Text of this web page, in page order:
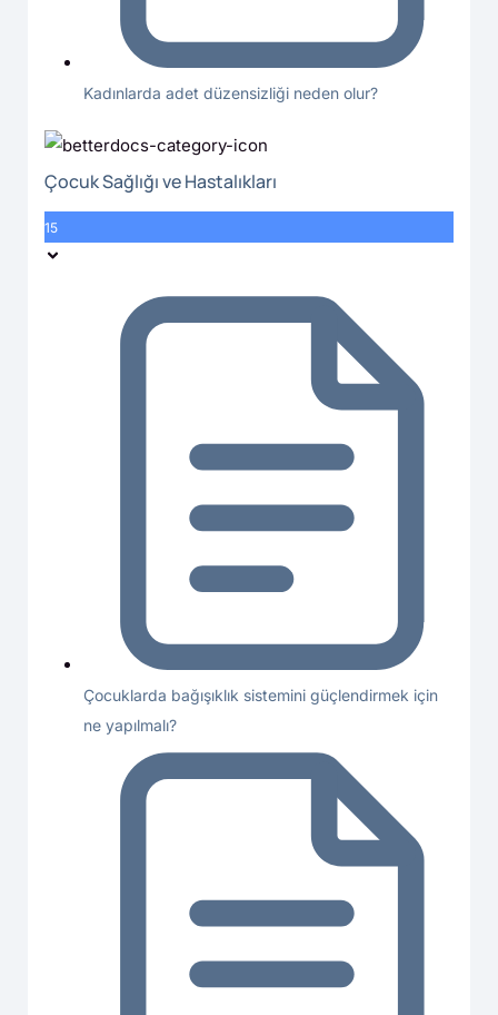
Kadınlarda adet düzensizliği neden olur?
Çocuk Sağlığı ve Hastalıkları
15
Çocuklarda bağışıklık sistemini güçlendirmek için
ne yapılmalı?